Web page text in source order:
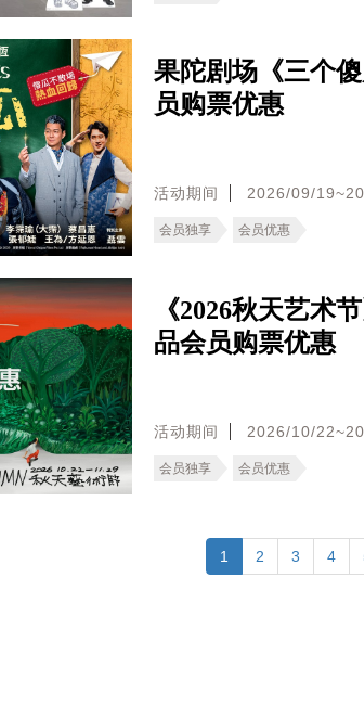
果陀剧场《三个
员购票优惠
活动期间 2026/09/
会员独享 会员优惠
《2026秋天艺术
品会员购票优惠
活动期间 2026/10/
会员独享 会员优惠
1 2 3 4